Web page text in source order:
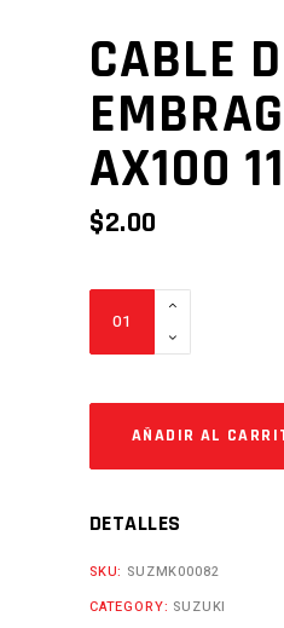
CABLE
AX100
$2.00
AX100
1145MM
Cantidad
AÑADIR AL
DETALLES
SKU: SUZMK00082
CATEGORY: SUZUKI